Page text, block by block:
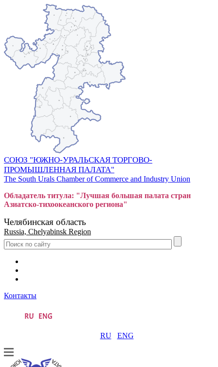
СОЮЗ "ЮЖНО-УРАЛЬСКАЯ ТОРГОВО-
ПРОМЫШЛЕННАЯ ПАЛАТА"
The South Urals Chamber of Commerce and Industry Union
Обладатель титула: "Лучшая большая палата стран
Азиатско-тихоокеанского региона"
Челябинская область
Russia, Chelyabinsk Region
Контакты
RU ENG